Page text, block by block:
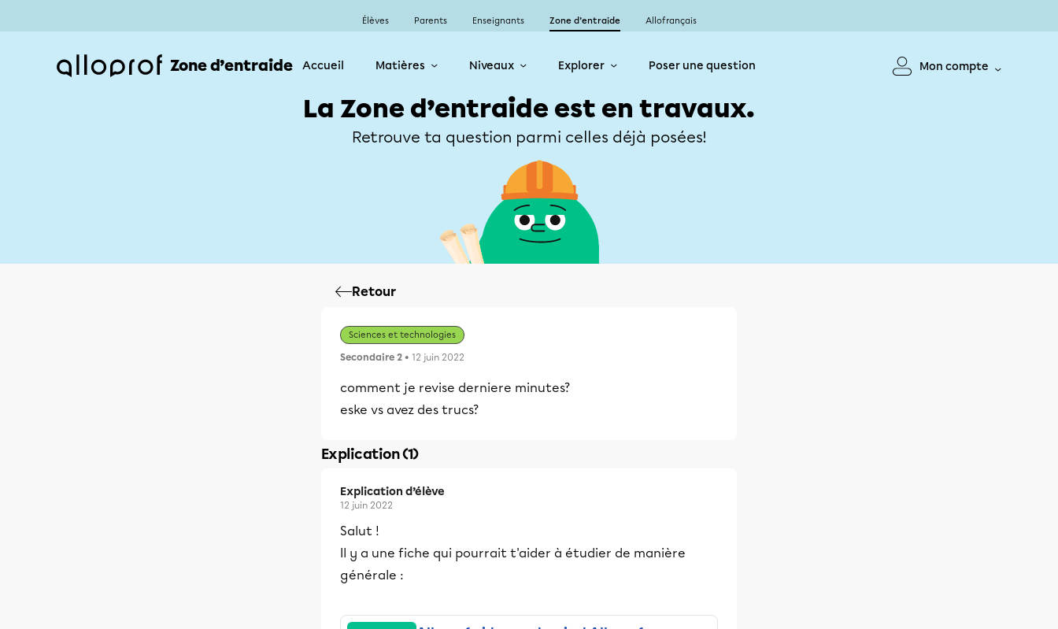
Élèves Parents Enseignants Zone d’entraide Allofrançais
Zone d’entraide Accueil Matières Niveaux Explorer Poser une question Mon compte
La Zone d’entraide est en travaux.
Retrouve ta question parmi celles déjà posées!
Retour
Sciences et technologies
Secondaire 2 • 12 juin 2022
comment je revise derniere minutes?
eske vs avez des trucs?
Explication (1)
Explication d’élève
12 juin 2022
Salut !
Il y a une fiche qui pourrait t'aider à étudier de manière
générale :